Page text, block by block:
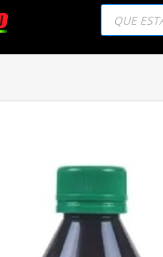
Búsqueda
productos